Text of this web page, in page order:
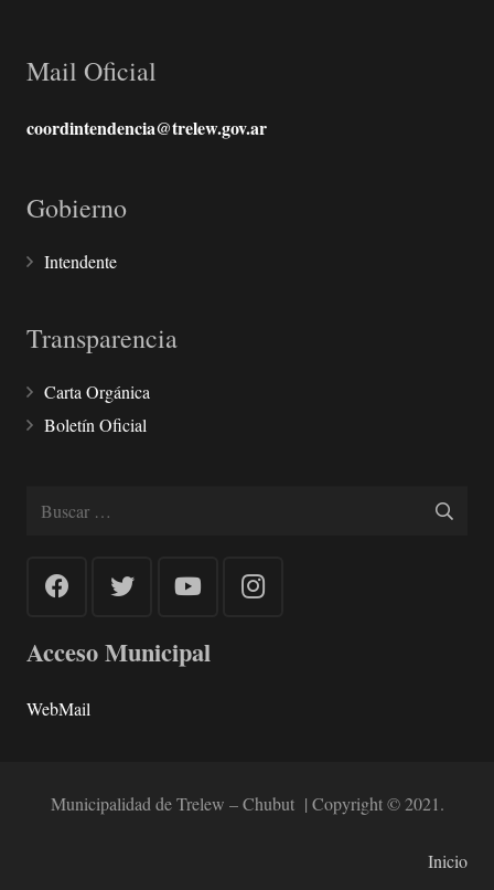
Mail Oficial
coordintendencia@trelew.gov.ar
Gobierno
Intendente
Transparencia
Carta Orgánica
Boletín Oficial
Buscar:
Acceso Municipal
WebMail
Municipalidad de Trelew – Chubut | Copyright © 2021.
Inicio